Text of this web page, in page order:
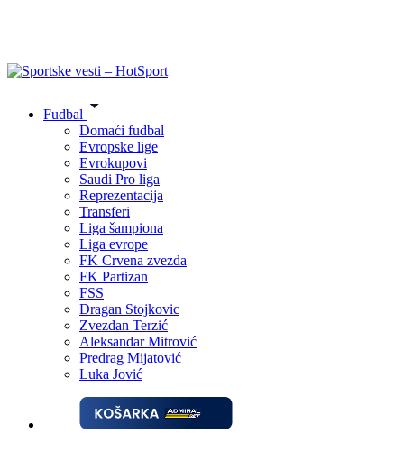
Fudbal
Domaći fudbal
Evropske lige
Evrokupovi
Saudi Pro liga
Reprezentacija
Transferi
Liga šampiona
Liga evrope
FK Crvena zvezda
FK Partizan
FSS
Dragan Stojkovic
Zvezdan Terzić
Aleksandar Mitrović
Predrag Mijatović
Luka Jović